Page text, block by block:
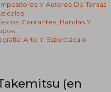
Y Autores De Temas
Cantantes, Bandas Y
Arte Y Espectáculo
(en